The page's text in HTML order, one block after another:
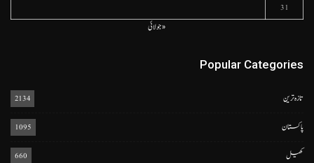
31
« جولائی
Popular Categories
تازہ ترین 2134
پاکستان 1095
کھیل 660